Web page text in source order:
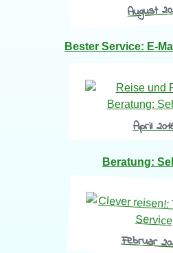
August
Bester Service: E-
April
Beratung:
Februar